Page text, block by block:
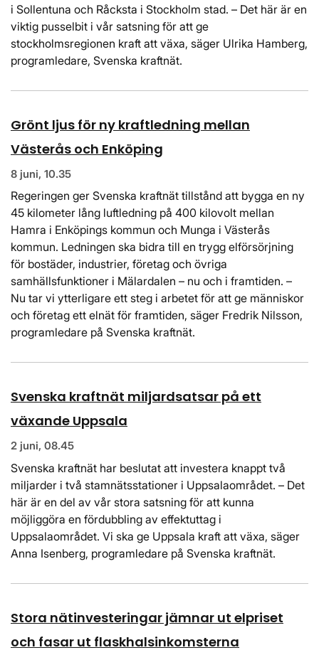
i Sollentuna och Råcksta i Stockholm stad. – Det här är en
viktig pusselbit i vår satsning för att ge
stockholmsregionen kraft att växa, säger Ulrika Hamberg,
programledare, Svenska kraftnät.
Grönt ljus för ny kraftledning mellan
Västerås och Enköping
8 juni, 10.35
Regeringen ger Svenska kraftnät tillstånd att bygga en ny
45 kilometer lång luftledning på 400 kilovolt mellan
Hamra i Enköpings kommun och Munga i Västerås
kommun. Ledningen ska bidra till en trygg elförsörjning
för bostäder, industrier, företag och övriga
samhällsfunktioner i Mälardalen – nu och i framtiden. –
Nu tar vi ytterligare ett steg i arbetet för att ge människor
och företag ett elnät för framtiden, säger Fredrik Nilsson,
programledare på Svenska kraftnät.
Svenska kraftnät miljardsatsar på ett
växande Uppsala
2 juni, 08.45
Svenska kraftnät har beslutat att investera knappt två
miljarder i två stamnätsstationer i Uppsalaområdet. – Det
här är en del av vår stora satsning för att kunna
möjliggöra en fördubbling av effektuttag i
Uppsalaområdet. Vi ska ge Uppsala kraft att växa, säger
Anna Isenberg, programledare på Svenska kraftnät.
Stora nätinvesteringar jämnar ut elpriset
och fasar ut flaskhalsinkomsterna